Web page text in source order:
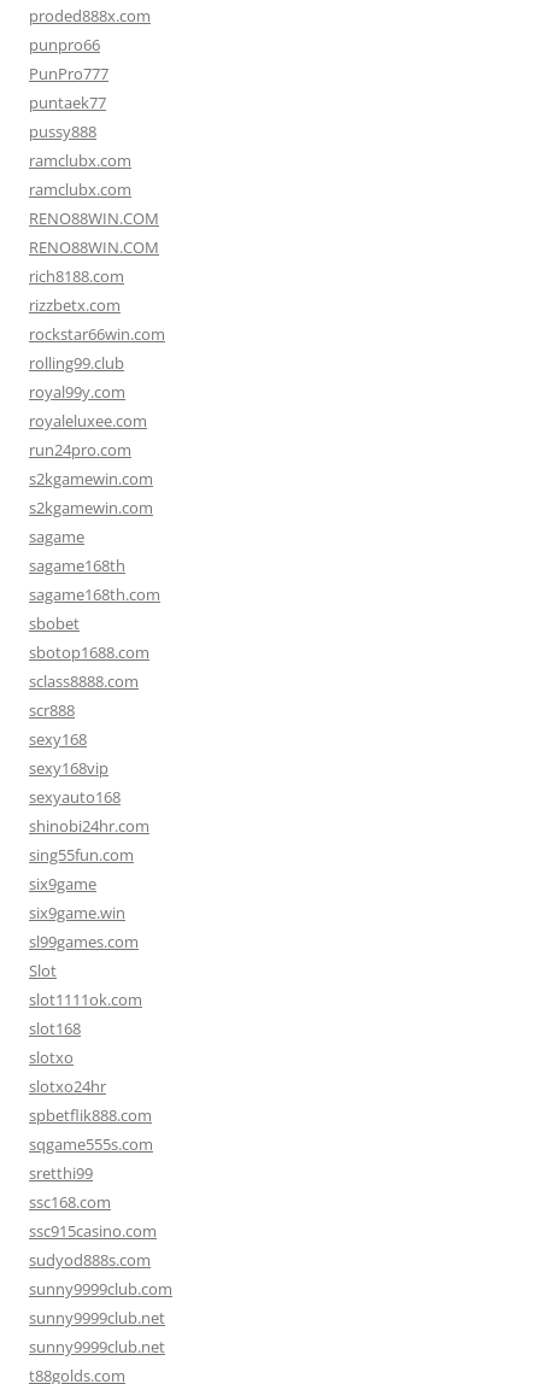
proded888x.com
punpro66
PunPro777
puntaek77
pussy888
ramclubx.com
ramclubx.com
RENO88WIN.COM
RENO88WIN.COM
rich8188.com
rizzbetx.com
rockstar66win.com
rolling99.club
royal99y.com
royaleluxee.com
run24pro.com
s2kgamewin.com
s2kgamewin.com
sagame
sagame168th
sagame168th.com
sbobet
sbotop1688.com
sclass8888.com
scr888
sexy168
sexy168vip
sexyauto168
shinobi24hr.com
sing55fun.com
six9game
six9game.win
sl99games.com
Slot
slot1111ok.com
slot168
slotxo
slotxo24hr
spbetflik888.com
sqgame555s.com
sretthi99
ssc168.com
ssc915casino.com
sudyod888s.com
sunny9999club.com
sunny9999club.net
sunny9999club.net
t88golds.com